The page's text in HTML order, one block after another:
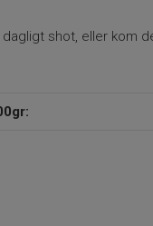
shot, eller kom